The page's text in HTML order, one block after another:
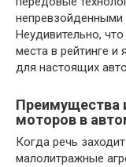
непревзойденными
Неудивительно,
места в рейтинге
для настоящих
Преимущества
моторов в
Когда речь
малолитражные